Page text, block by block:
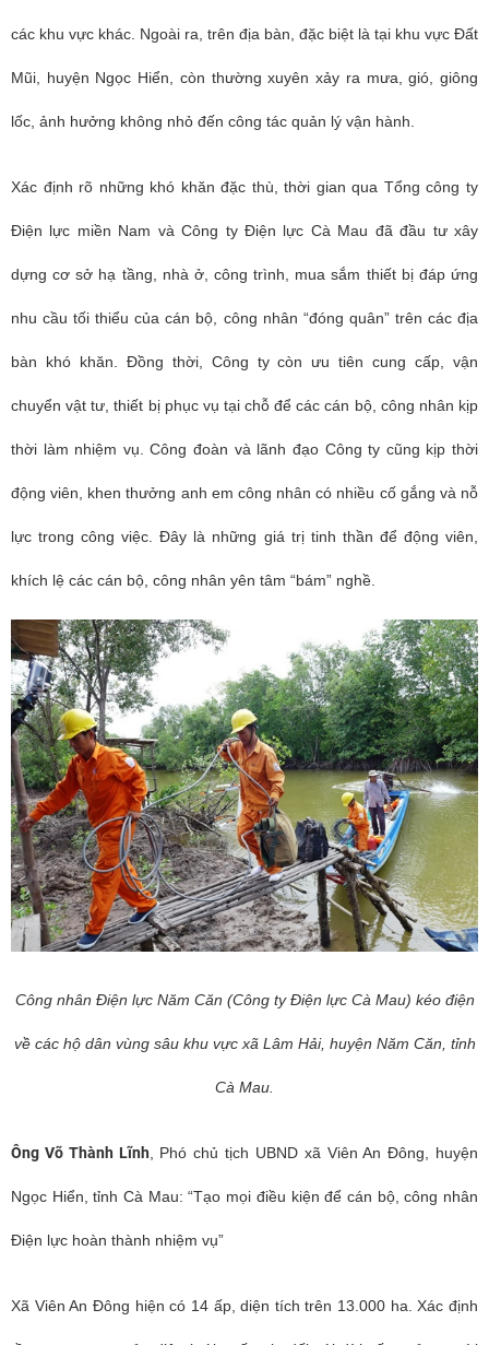
các khu vực khác. Ngoài ra, trên địa bàn, đặc biệt là tại khu vực Đất
Mũi, huyện Ngọc Hiển, còn thường xuyên xảy ra mưa, gió, giông
lốc, ảnh hưởng không nhỏ đến công tác quản lý vận hành.
Xác định rõ những khó khăn đặc thù, thời gian qua Tổng công ty
Điện lực miền Nam và Công ty Điện lực Cà Mau đã đầu tư xây
dựng cơ sở hạ tầng, nhà ở, công trình, mua sắm thiết bị đáp ứng
nhu cầu tối thiểu của cán bộ, công nhân “đóng quân” trên các địa
bàn khó khăn. Đồng thời, Công ty còn ưu tiên cung cấp, vận
chuyển vật tư, thiết bị phục vụ tại chỗ để các cán bộ, công nhân kịp
thời làm nhiệm vụ. Công đoàn và lãnh đạo Công ty cũng kịp thời
động viên, khen thưởng anh em công nhân có nhiều cố gắng và nỗ
lực trong công việc. Đây là những giá trị tinh thần để động viên,
khích lệ các cán bộ, công nhân yên tâm “bám” nghề.
Công nhân Điện lực Năm Căn (Công ty Điện lực Cà Mau) kéo điện
về các hộ dân vùng sâu khu vực xã Lâm Hải, huyện Năm Căn, tỉnh
Cà Mau.
Ông Võ Thành Lĩnh , Phó chủ tịch UBND xã Viên An Đông, huyện
Ngọc Hiển, tỉnh Cà Mau: “Tạo mọi điều kiện để cán bộ, công nhân
Điện lực hoàn thành nhiệm vụ”
Xã Viên An Đông hiện có 14 ấp, diện tích trên 13.000 ha. Xác định